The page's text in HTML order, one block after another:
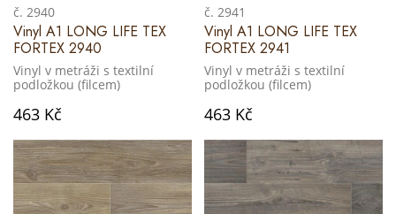
č. 2940
Vinyl A1 LONG LIFE TEX
FORTEX 2940
Vinyl v metráži s textilní
podložkou (filcem)
463 Kč
č. 2941
Vinyl A1 LONG LIFE TEX
FORTEX 2941
Vinyl v metráži s textilní
podložkou (filcem)
463 Kč